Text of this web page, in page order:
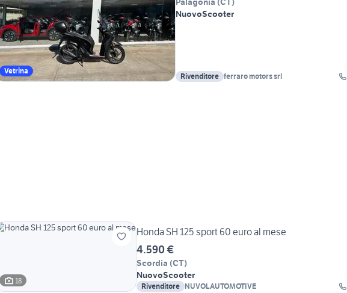
Vetrina
NuovoScooter
Rivenditore ferraro motors srl
18
Honda SH 125 sport 60 euro al mese
4.590 €
Scordia (CT)
NuovoScooter
Rivenditore NUVOLAUTOMOTIVE